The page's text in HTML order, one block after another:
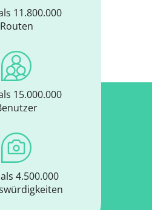
11.800.000
Routen
15.000.000
4.500.000